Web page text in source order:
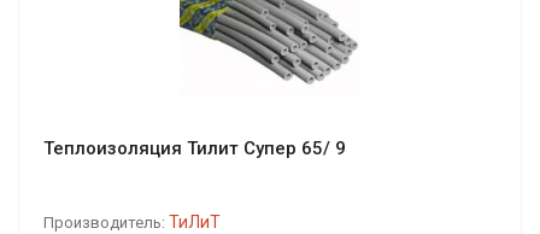
Теплоизоляция Тилит Супер 65/ 9
Производитель: ТиЛиТ